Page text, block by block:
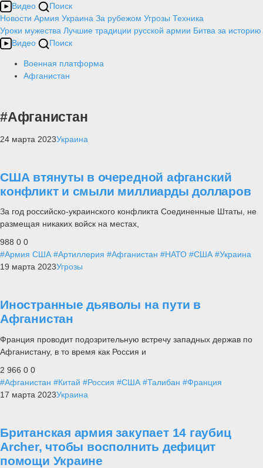
Видео
Поиск
Новости Армия Украина За рубежом Угрозы Техника
Уроки мужества Лучшие традиции русской армии Битва за историю
Видео
Поиск
Военная платформа
Афганистан
#Афганистан
24 марта 2023Украина
США втянуты в очередной афганский
конфликт и смыли миллиарды долларов
За год российско-украинского конфликта Соединенные Штаты, не
размещая никаких войск на местах,
988 0 0
#Армия США #Артиллерия #Афганистан #НАТО #США #Украина
19 марта 2023Угрозы
Иностранные дьяволы на пути в
Афганистан
Франция проводит подозрительную встречу западных держав по
Афганистану, в то время как Россия и
2 966 0 0
#Афганистан #Китай #Россия #США #Талибан #Франция
17 марта 2023Украина
Британская армия закупает 14 гаубиц
Archer, чтобы восполнить дефицит
помощи Украине